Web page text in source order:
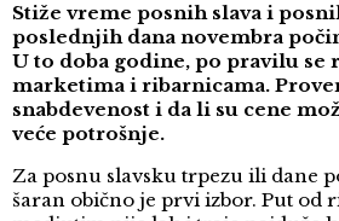
Stiže vreme posnih slava i
poslednjih dana novembra
U to doba godine, po pravilu se
marketima i ribarnicama.
snabdevenost i da li su cene
veće potrošnje.
Za posnu slavsku trpezu ili dane
šaran obično je prvi izbor. Put od